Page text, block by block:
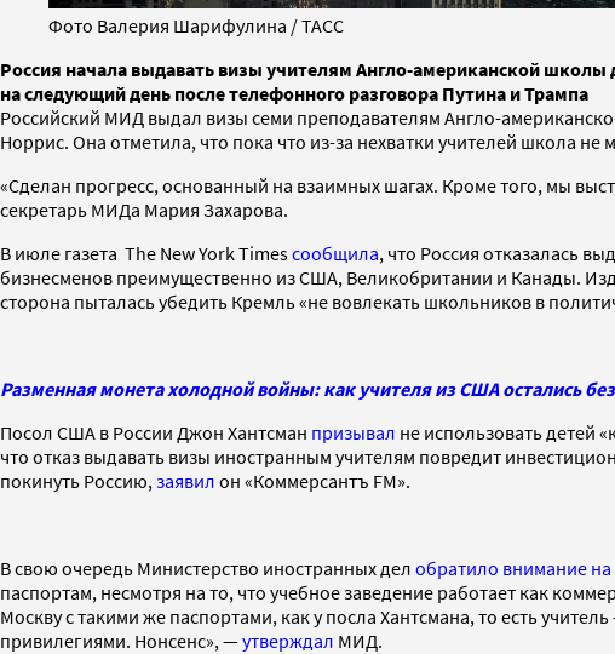
Фото Валерия Шарифулина / ТАСС
Россия начала выдавать визы учителям Англо-американской
на следующий день после телефонного разговора Путина и Трампа
Российский МИД выдал визы семи преподавателям Англо-
Норрис. Она отметила, что пока что из-за нехватки учителей школа
«Сделан прогресс, основанный на взаимных шагах. Кроме того, мы
секретарь МИДа Мария Захарова.
В июле газета The New York Timesсообщила, что Россия отказалась
бизнесменов преимущественно из США, Великобритании и Канады.
сторона пыталась убедить Кремль «не вовлекать школьников в
Разменная монета холодной войны: как учителя из США остались
Посол США в России Джон Хантсман призывал не использовать детей
что отказ выдавать визы иностранным учителям повредит
покинуть Россию, заявил он «Коммерсантъ FM».
В свою очередь Министерство иностранных дел обратило внимание на
паспортам, несмотря на то, что учебное заведение работает как
Москву с такими же паспортами, как у посла Хантсмана, то есть
привилегиями. Нонсенс», —утверждал МИД.